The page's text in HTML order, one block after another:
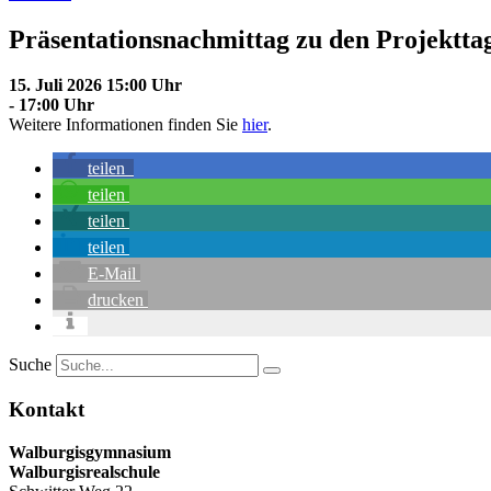
Präsentationsnachmittag zu den
15. Juli 2026 15:00 Uhr
- 17:00 Uhr
Weitere Informationen finden Sie hier.
teilen
teilen
teilen
teilen
E-Mail
drucken
Suche
Kontakt
Walburgisgymnasium
Walburgisrealschule